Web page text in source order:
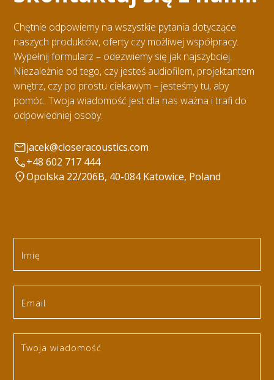
Chętnie odpowiemy na wszystkie pytania dotyczące
naszych produktów, oferty czy możliwej współpracy.
Wypełnij formularz – odezwiemy się jak najszybciej.
Niezależnie od tego, czy jesteś audiofilem, projektantem
wnętrz, czy po prostu ciekawym – jesteśmy tu, aby
pomóc. Twoja wiadomość jest dla nas ważna i trafi do
odpowiedniej osoby.
jacek@closeracoustics.com
+48 602 717 444
Opolska 22/206B, 40-084 Katowice, Poland